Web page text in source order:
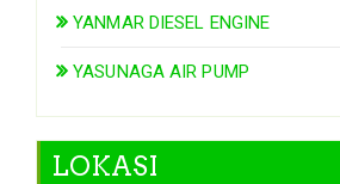
YANMAR DIESEL ENGINE
YASUNAGA AIR PUMP
LOKASI